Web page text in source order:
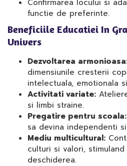
Confirmarea locului si
functie de preferinte.
Beneficiile Educatiei In
Univers
Dezvoltarea
dimensiunile cresterii
intelectuala, emotionala
Activitati variate:
si limbi straine.
Pregatire pentru scoala:
sa devina independenti
Mediu multicultural:
culturi si valori,
deschiderea.